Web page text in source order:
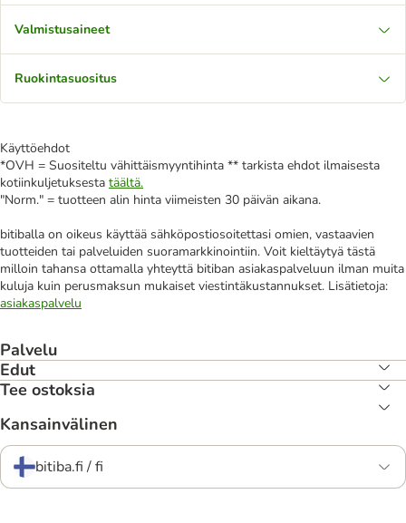
Valmistusaineet
Ruokintasuositus
Käyttöehdot
*OVH = Suositeltu vähittäismyyntihinta ** tarkista ehdot ilmaisesta
kotiinkuljetuksesta täältä.
"Norm." = tuotteen alin hinta viimeisten 30 päivän aikana.
bitiballa on oikeus käyttää sähköpostiosoitettasi omien, vastaavien
tuotteiden tai palveluiden suoramarkkinointiin. Voit kieltäytyä tästä
milloin tahansa ottamalla yhteyttä bitiban asiakaspalveluun ilman muita
kuluja kuin perusmaksun mukaiset viestintäkustannukset. Lisätietoja:
asiakaspalvelu
Palvelu
Edut
Tee ostoksia
Kansainvälinen
bitiba.fi / fi